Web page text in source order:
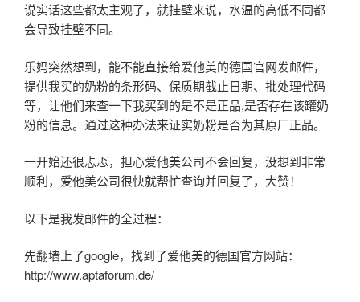
说实话这些都太主观了，就挂壁来说，水温的高低不同都
会导致挂壁不同。
乐妈突然想到，能不能直接给爱他美的德国官网发邮件，
提供我买的奶粉的条形码、保质期截止日期、批处理代码
等，让他们来查一下我买到的是不是正品,是否存在该罐奶
粉的信息。通过这种办法来证实奶粉是否为其原厂正品。
一开始还很忐忑，担心爱他美公司不会回复，没想到非常
顺利，爱他美公司很快就帮忙查询并回复了，大赞！
以下是我发邮件的全过程：
先翻墙上了google，找到了爱他美的德国官方网站：
http://www.aptaforum.de/